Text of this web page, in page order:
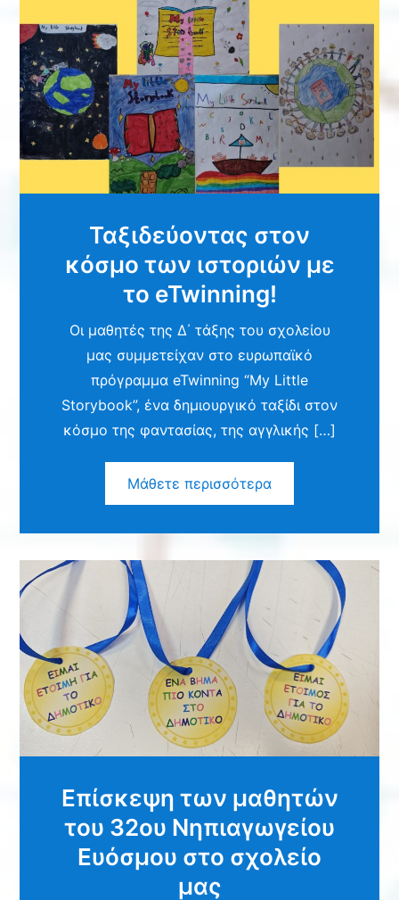
Ταξιδεύοντας στον
κόσμο των ιστοριών με
το eTwinning!
Οι μαθητές της Δ΄ τάξης του σχολείου
μας συμμετείχαν στο ευρωπαϊκό
πρόγραμμα eTwinning “My Little
Storybook”, ένα δημιουργικό ταξίδι στον
κόσμο της φαντασίας, της αγγλικής […]
Μάθετε περισσότερα
Επίσκεψη των μαθητών
του 32ου Νηπιαγωγείου
Ευόσμου στο σχολείο
μας